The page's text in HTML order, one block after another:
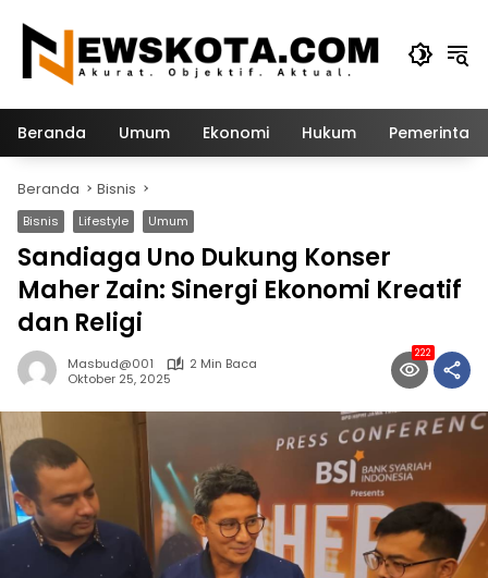
konten
Beranda Umum Ekonomi Hukum
Beranda Bisnis
Bisnis Lifestyle Umum
Sandiaga Uno Dukung Konser
Maher Zain: Sinergi Ekonomi Kreatif
dan Religi
Masbud@001
2 Min Baca
Oktober 25, 2025
222